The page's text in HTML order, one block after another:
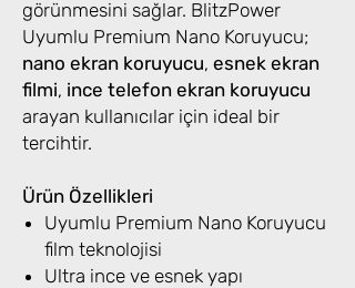
görünmesini sağlar. BlitzPower
Uyumlu Premium Nano Koruyucu;
nano ekran koruyucu, esnek ekran
filmi, ince telefon ekran koruyucu
arayan kullanıcılar için ideal bir
tercihtir.
Ürün Özellikleri
Uyumlu Premium Nano Koruyucu
film teknolojisi
Ultra ince ve esnek yapı